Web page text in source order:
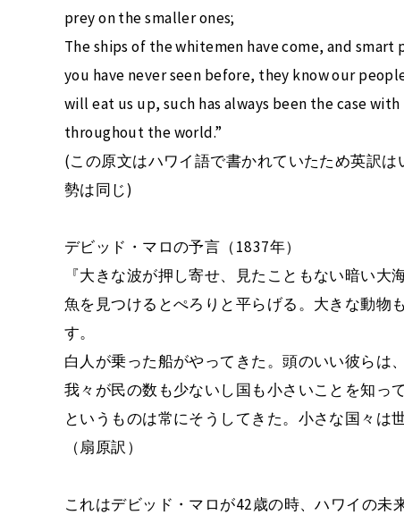
prey on the smaller ones;
The ships of the whitemen have come, and
you have never seen before, they know our
will eat us up, such has always been the case
throughout the world.”
(この原文はハワイ語で書かれていたため英訳
勢は同じ)
デビッド・マロの予言（1837年）
『大きな波が押し寄せ、見たこともない暗い
魚を見つけるとぺろりと平らげる。大きな動物
す。
白人が乗った船がやってきた。頭のいい彼らは
我々が民の数も少ないし国も小さいことを知っ
というものは常にそうしてきた。小さな国々は
（扇原訳）
これはデビッド・マロが42歳の時、ハワイの